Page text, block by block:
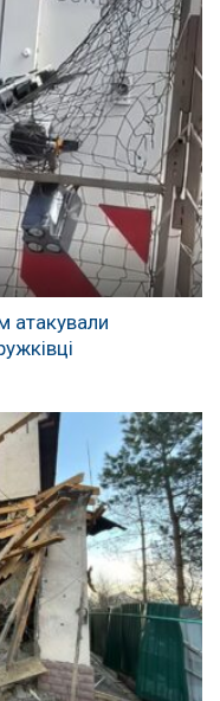
атакували